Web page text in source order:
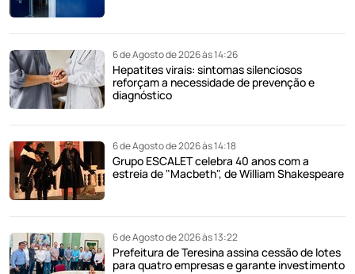
6 de Agosto de 2026 às 14:26
Hepatites virais: sintomas silenciosos
reforçam a necessidade de prevenção e
diagnóstico
6 de Agosto de 2026 às 14:18
Grupo ESCALET celebra 40 anos com a
estreia de "Macbeth", de William Shakespeare
6 de Agosto de 2026 às 13:22
Prefeitura de Teresina assina cessão de lotes
para quatro empresas e garante investimento